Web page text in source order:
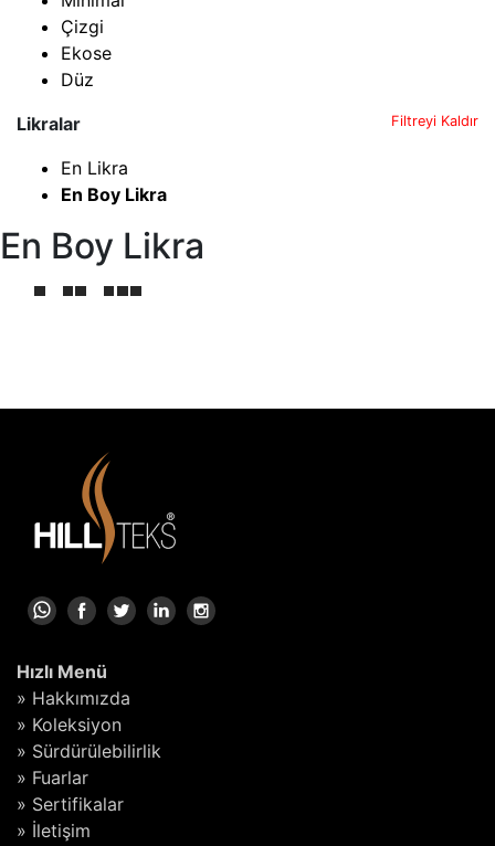
Çizgi
Ekose
Düz
Likralar
Filtreyi Kaldır
En Likra
En Boy Likra
En Boy Likra
Hızlı Menü
» Hakkımızda
» Koleksiyon
» Sürdürülebilirlik
» Fuarlar
» Sertifikalar
» İletişim